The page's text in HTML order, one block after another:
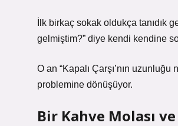
İlk birkaç sokak oldukça tanıdık
gelmiştim?” diye kendi kendine
O an “Kapalı Çarşı’nın
problemine dönüşüyor.
Bir Kahve Molası ve